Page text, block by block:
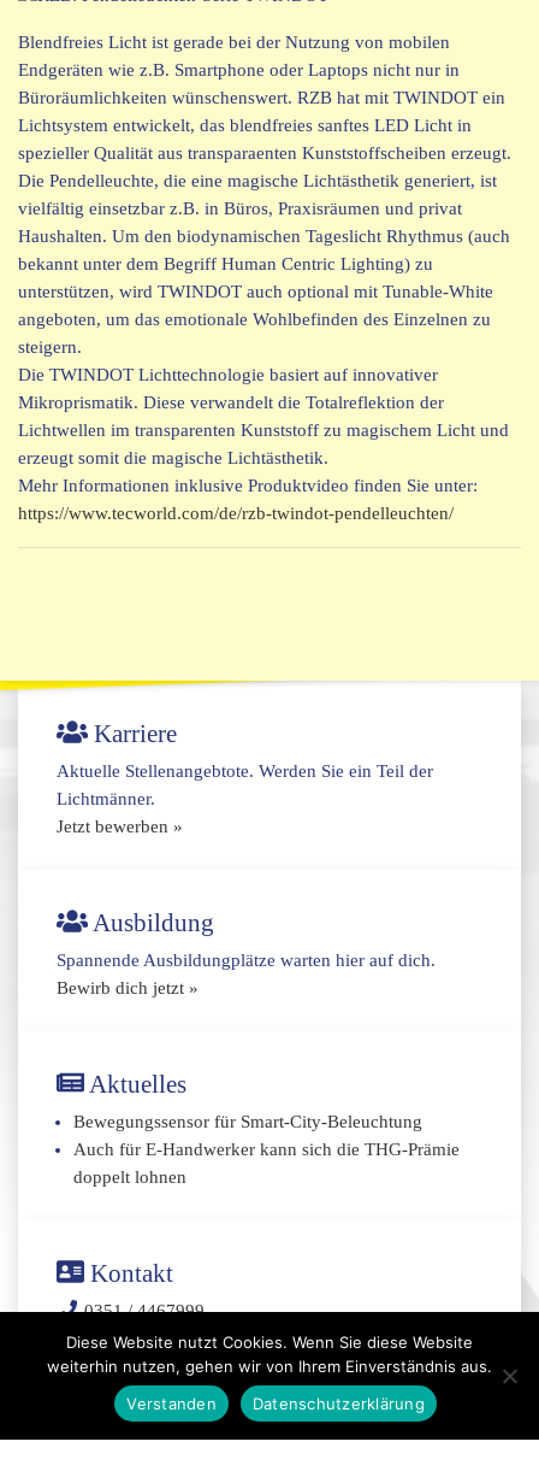
Blendfreies Licht ist gerade bei der Nutzung von mobilen
Endgeräten wie z.B. Smartphone oder Laptops nicht nur in
Büroräumlichkeiten wünschenswert. RZB hat mit TWINDOT ein
Lichtsystem entwickelt, das blendfreies sanftes LED Licht in
spezieller Qualität aus transparaenten Kunststoffscheiben erzeugt.
Die Pendelleuchte, die eine magische Lichtästhetik generiert, ist
vielfältig einsetzbar z.B. in Büros, Praxisräumen und privat
Haushalten. Um den biodynamischen Tageslicht Rhythmus (auch
bekannt unter dem Begriff Human Centric Lighting) zu
unterstützen, wird TWINDOT auch optional mit Tunable-White
angeboten, um das emotionale Wohlbefinden des Einzelnen zu
steigern.
Die TWINDOT Lichttechnologie basiert auf innovativer
Mikroprismatik. Diese verwandelt die Totalreflektion der
Lichtwellen im transparenten Kunststoff zu magischem Licht und
erzeugt somit die magische Lichtästhetik.
Mehr Informationen inklusive Produktvideo finden Sie unter:
https://www.tecworld.com/de/rzb-twindot-pendelleuchten/
Karriere
Aktuelle Stellenangebtote. Werden Sie ein Teil der
Lichtmänner.
Jetzt bewerben »
Ausbildung
Spannende Ausbildungplätze warten hier auf dich.
Bewirb dich jetzt »
Aktuelles
Bewegungssensor für Smart-City-Beleuchtung
Auch für E-Handwerker kann sich die THG-Prämie
doppelt lohnen
Kontakt
0351 / 4467999
info@lichtmaenner.de
Datenschutz|Impressum
Diese Website nutzt Cookies. Wenn Sie diese Website
weiterhin nutzen, gehen wir von Ihrem Einverständnis aus.
Verstanden
Datenschutzerklärung